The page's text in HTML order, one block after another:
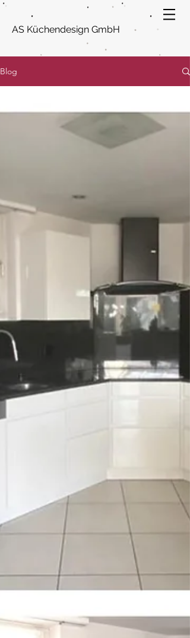
AS Küchendesign GmbH
Blog